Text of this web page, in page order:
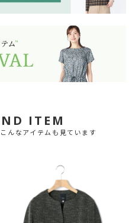
ITEM
んなアイテムも見ています